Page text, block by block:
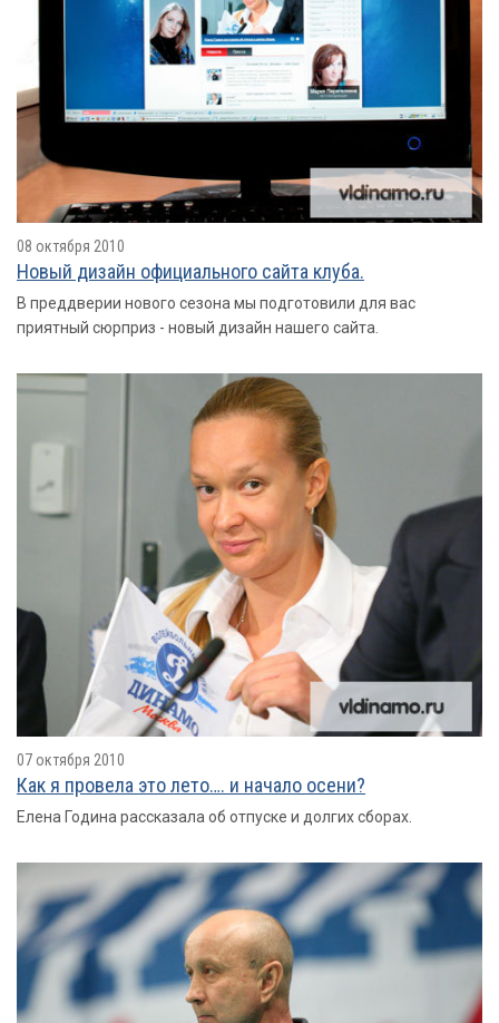
08 октября 2010
Новый дизайн официального сайта клуба.
В преддверии нового сезона мы подготовили для вас
приятный сюрприз - новый дизайн нашего сайта.
07 октября 2010
Как я провелa это лето…. и начало осени?
Елена Година рассказала об отпуске и долгих сборах.